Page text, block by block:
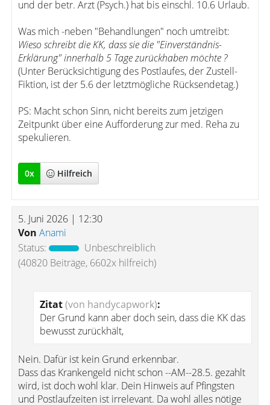
und der betr. Arzt (Psych.) hat bis einschl. 10.6 Urlaub.
Was mich -neben "Behandlungen" noch umtreibt:
Wieso schreibt die KK, dass sie die "Einverständnis-
Erklärung" innerhalb 5 Tage zurückhaben möchte ?
(Unter Berücksichtigung des Postlaufes, der Zustell-
Fiktion, ist der 5.6 der letztmögliche Rücksendetag.)
PS: Macht schon Sinn, nicht bereits zum jetzigen
Zeitpunkt über eine Aufforderung zur med. Reha zu
spekulieren.
0x Hilfreich
5. Juni 2026 | 12:30
Von Anami
Status:
Unbeschreiblich
(40820 Beiträge, 6602x hilfreich)
Zitat(von handycapwork):
Der Grund kann aber doch sein, dass die KK das
bewusst zurückhält,
Nein. Dafür ist kein Grund erkennbar.
Dass das Krankengeld nicht schon --AM--28.5. gezahlt
wird, ist doch wohl klar. Dein Hinweis auf Pfingsten
und Postlaufzeiten ist irrelevant. Da wohl alles nötige